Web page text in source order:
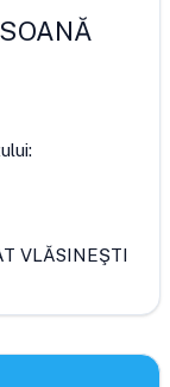
VLĂSINEŞTI